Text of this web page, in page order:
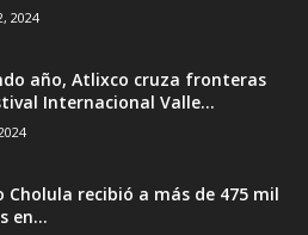
2024
año, Atlixco cruza fronteras
Internacional Valle...
Cholula recibió a más de 475 mil
en...